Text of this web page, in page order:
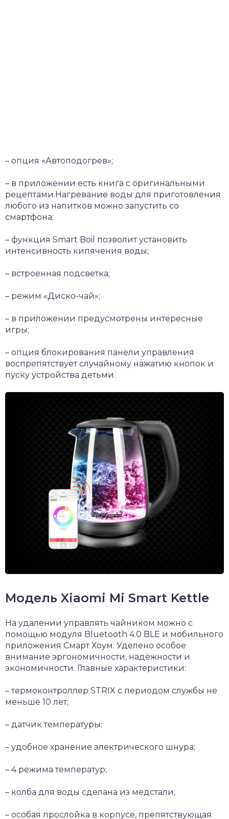
– опция «Автоподогрев»;
– в приложении есть книга с оригинальными
рецептами.Нагревание воды для приготовления
любого из напитков можно запустить со
смартфона;
– функция Smart Boil позволит установить
интенсивность кипячения воды;
– встроенная подсветка;
– режим «Диско-чай»;
– в приложении предусмотрены интересные
игры;
– опция блокирования панели управления
воспрепятствует случайному нажатию кнопок и
пуску устройства детьми.
Модель Xiaomi Mi Smart Kettle
На удалении управлять чайником можно с
помощью модуля Bluetooth 4.0 BLE и мобильного
приложения Смарт Хоум. Уделено особое
внимание эргономичности, надёжности и
экономичности. Главные характеристики:
– термоконтроллер STRIX с периодом службы не
меньше 10 лет;
– датчик температуры;
– удобное хранение электрического шнура;
– 4 режима температур;
– колба для воды сделана из медстали;
– особая прослойка в корпусе, препятствующая